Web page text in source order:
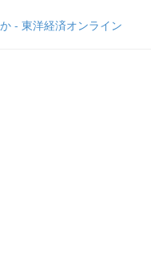
- 東洋経済オンライン